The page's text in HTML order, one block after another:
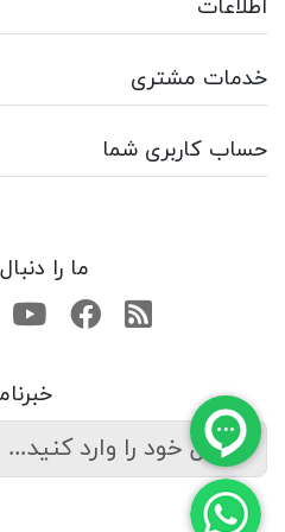
اطلاعات
خدمات مشتری
حساب کاربری شما
ما را
RSSفیسبوک